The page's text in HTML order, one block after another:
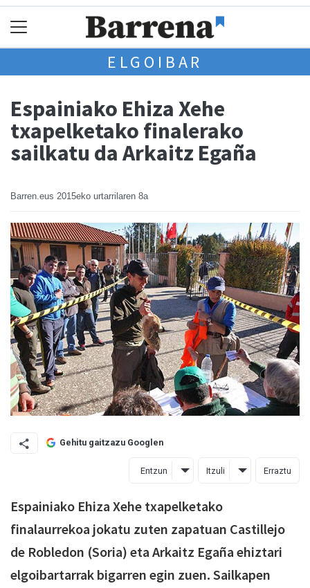
ELGOIBAR
Espainiako Ehiza Xehe
txapelketako finalerako
sailkatu da Arkaitz Egaña
Barren.eus 2015eko urtarrilaren 8a
Gehitu gaitzazu Googlen
Entzun Itzuli Erraztu
Espainiako Ehiza Xehe txapelketako
finalaurrekoa jokatu zuten zapatuan Castillejo
de Robledon (Soria) eta Arkaitz Egaña ehiztari
elgoibartarrak bigarren egin zuen. Sailkapen